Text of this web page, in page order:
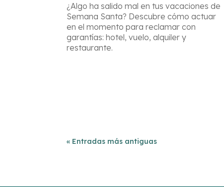
¿Algo ha salido mal en tus vacaciones de
Semana Santa? Descubre cómo actuar
en el momento para reclamar con
garantías: hotel, vuelo, alquiler y
restaurante.
« Entradas más antiguas